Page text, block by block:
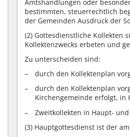
Amtshandlungen oder
bestimmten, steuerrechtlich
der Gemeinden Ausdruck der
(2) Gottesdienstliche Kollekten
Kollektenzwecks erbeten und
Zu unterscheiden sind:
durch den Kollektenplan
durch den Kollektenplan
Kirchengemeinde erfolgt, in
Zweitkollekten in Haupt-
(3) Hauptgottesdienst ist der